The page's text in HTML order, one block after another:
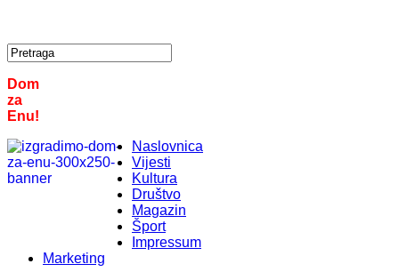
Dom
za
Enu!
Naslovnica
Vijesti
Kultura
Društvo
Magazin
Šport
Impressum
Marketing